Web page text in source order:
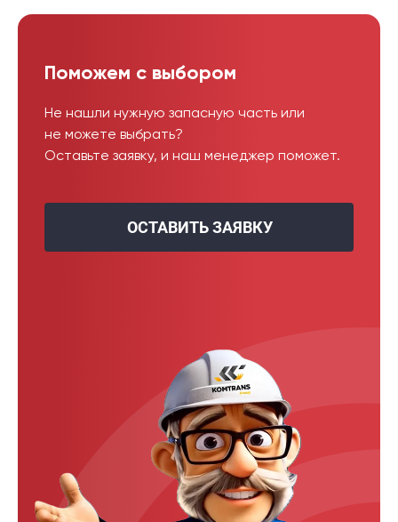
Поможем с выбором
Не нашли нужную запасную часть или
не можете выбрать?
Оставьте заявку, и наш менеджер поможет.
ОСТАВИТЬ ЗАЯВКУ